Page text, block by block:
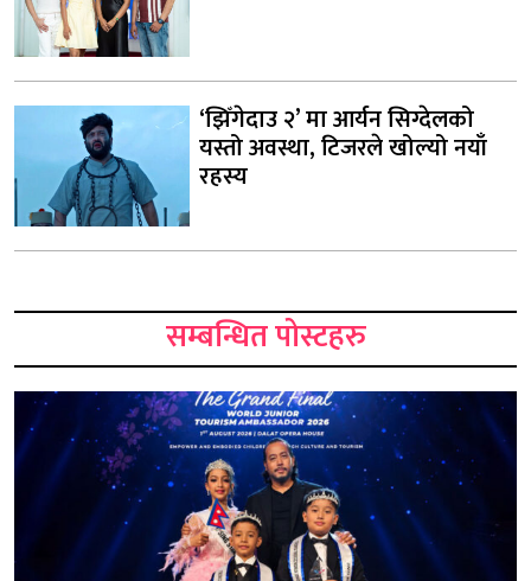
‘झिँगेदाउ २’ मा आर्यन सिग्देलको
यस्तो अवस्था, टिजरले खोल्यो नयाँ
रहस्य
सम्बन्धित पोस्टहरु